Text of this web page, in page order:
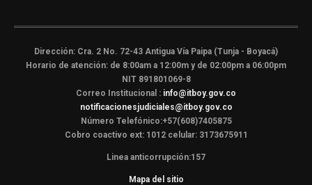
Dirección: Cra. 2 No. 72-43 Antigua Vía Paipa (Tunja - Boyacá)
Horario de atención: de 8:00am a 12:00m y de 02:00pm a 06:00pm
NIT 891801069-8
Correo Institucional : info@itboy.gov.co
notificacionesjudiciales@itboy.gov.co
Número Telefónico:+57(608)7405875
Cobro coactivo ext: 1012 celular: 3173675911
Linea anticorrupción:157
Mapa del sitio